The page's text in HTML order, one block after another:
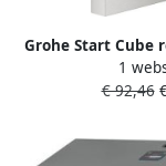
Grohe Start Cube
voor 1 rol 1
€ 92,46